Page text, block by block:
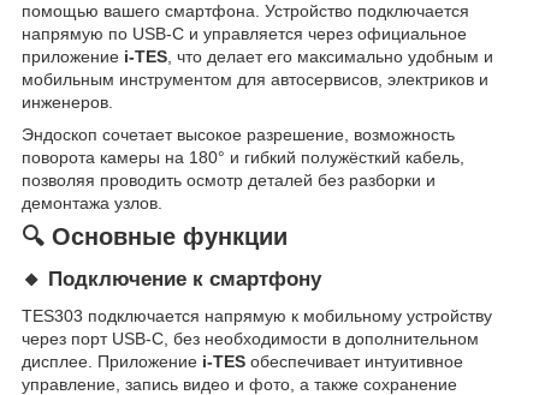
помощью вашего смартфона. Устройство подключается
напрямую по USB-C и управляется через официальное
приложение i-TES, что делает его максимально удобным и
мобильным инструментом для автосервисов, электриков и
инженеров.
Эндоскоп сочетает высокое разрешение, возможность
поворота камеры на 180° и гибкий полужёсткий кабель,
позволяя проводить осмотр деталей без разборки и
демонтажа узлов.
🔍 Основные функции
🔸 Подключение к смартфону
TES303 подключается напрямую к мобильному устройству
через порт USB-C, без необходимости в дополнительном
дисплее. Приложение i-TES обеспечивает интуитивное
управление, запись видео и фото, а также сохранение